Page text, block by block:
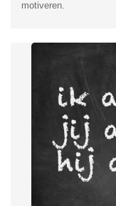
motiveren.